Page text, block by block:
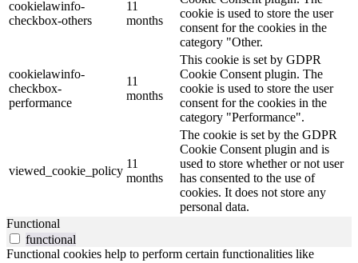
cookielawinfo-
checkbox-others
11
months
cookie is used to store the user
consent for the cookies in the
category "Other.
cookielawinfo-
checkbox-
performance
11
months
This cookie is set by GDPR
Cookie Consent plugin. The
cookie is used to store the user
consent for the cookies in the
category "Performance".
viewed_cookie_policy
11
months
The cookie is set by the GDPR
Cookie Consent plugin and is
used to store whether or not user
has consented to the use of
cookies. It does not store any
personal data.
Functional
functional
Functional cookies help to perform certain functionalities like